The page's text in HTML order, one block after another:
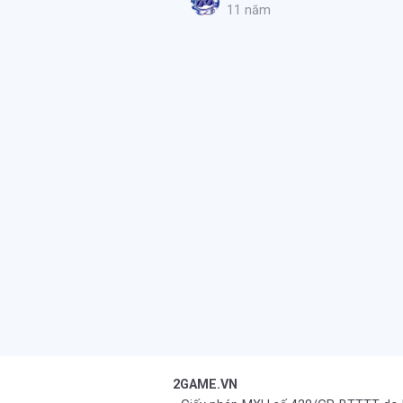
11 năm
2GAME.VN